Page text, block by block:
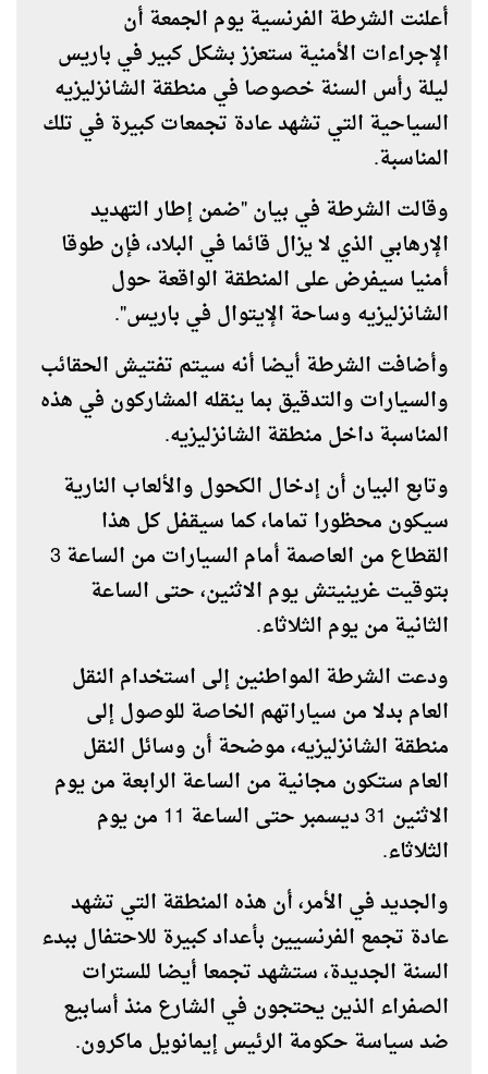
أعلنت الشرطة الفرنسية يوم الجمعة أن
الإجراءات الأمنية ستعزز بشكل كبير في باريس
ليلة رأس السنة خصوصا في منطقة الشانزليزيه
السياحية التي تشهد عادة تجمعات كبيرة في تلك
المناسبة.
وقالت الشرطة في بيان "ضمن إطار التهديد
الإرهابي الذي لا يزال قائما في البلاد، فإن طوقا
أمنيا سيفرض على المنطقة الواقعة حول
الشانزليزيه وساحة الإيتوال في باريس".
وأضافت الشرطة أيضا أنه سيتم تفتيش الحقائب
والسيارات والتدقيق بما ينقله المشاركون في هذه
المناسبة داخل منطقة الشانزليزيه.
وتابع البيان أن إدخال الكحول والألعاب النارية
سيكون محظورا تماما، كما سيقفل كل هذا
القطاع من العاصمة أمام السيارات من الساعة 3
بتوقيت غرينيتش يوم الاثنين، حتى الساعة
الثانية من يوم الثلاثاء.
ودعت الشرطة المواطنين إلى استخدام النقل
العام بدلا من سياراتهم الخاصة للوصول إلى
منطقة الشانزليزيه، موضحة أن وسائل النقل
العام ستكون مجانية من الساعة الرابعة من يوم
الاثنين 31 ديسمبر حتى الساعة 11 من يوم
الثلاثاء.
والجديد في الأمر، أن هذه المنطقة التي تشهد
عادة تجمع الفرنسيين بأعداد كبيرة للاحتفال ببدء
السنة الجديدة، ستشهد تجمعا أيضا للسترات
الصفراء الذين يحتجون في الشارع منذ أسابيع
ضد سياسة حكومة الرئيس إيمانويل ماكرون.